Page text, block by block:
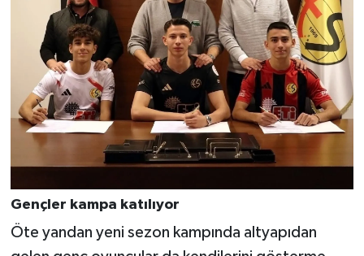
Gençler kampa katılıyor
Öte yandan yeni sezon kampında altyapıdan